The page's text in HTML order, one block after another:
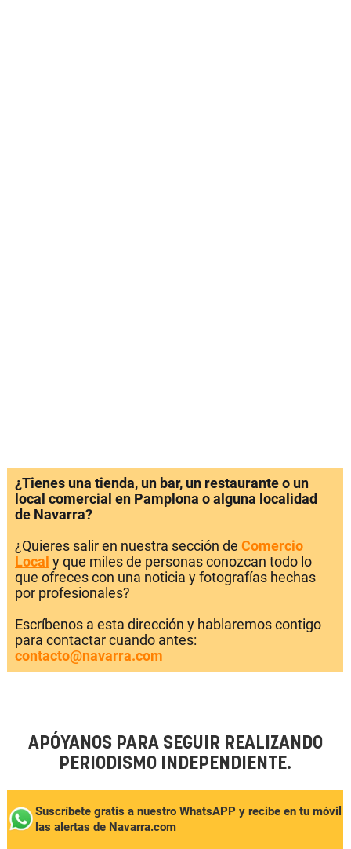
¿Tienes una tienda, un bar, un restaurante o un
local comercial en Pamplona o alguna localidad
de Navarra?
¿Quieres salir en nuestra sección de Comercio
Local y que miles de personas conozcan todo lo
que ofreces con una noticia y fotografías hechas
por profesionales?
Escríbenos a esta dirección y hablaremos contigo
para contactar cuando antes:
contacto@navarra.com
APÓYANOS PARA SEGUIR REALIZANDO
PERIODISMO INDEPENDIENTE.
Suscríbete gratis a nuestro WhatsAPP y recibe en tu móvil
las alertas de Navarra.com